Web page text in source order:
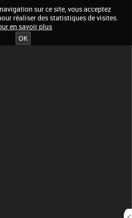
sur ce site, vous acceptez
réaliser des statistiques de visites.
en savoir plus
OK